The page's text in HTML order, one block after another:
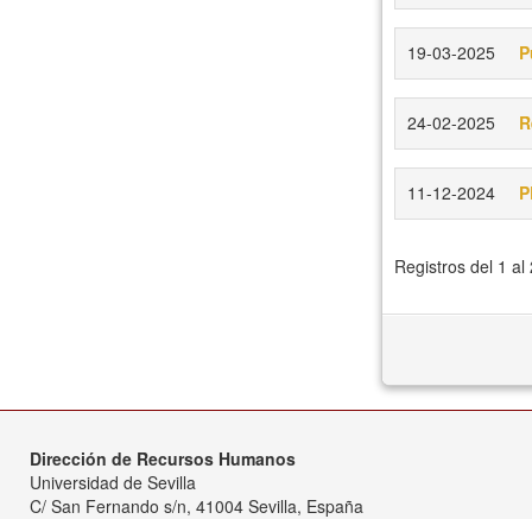
19-03-2025
24-02-2025
11-12-2024
Registros del 1 al
Dirección de Recursos Humanos
Universidad de Sevilla
C/ San Fernando s/n, 41004 Sevilla, España